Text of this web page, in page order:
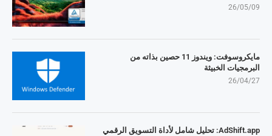
26/05/09
مايكروسوفت: ويندوز 11 حصين بذاته من
البرمجيات الخبيثة
26/04/27
AdShift.app: تحليل شامل لأداة التسويق الرقمي